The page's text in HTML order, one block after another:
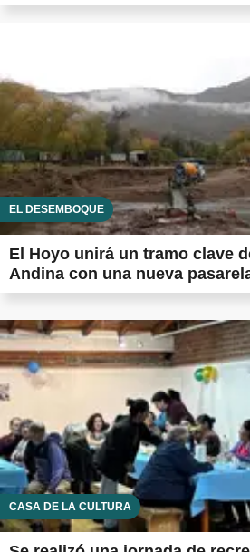
EL DESEMBOQUE
El Hoyo unirá un tramo clave
Andina con una nueva
CASA DE LA CULTURA